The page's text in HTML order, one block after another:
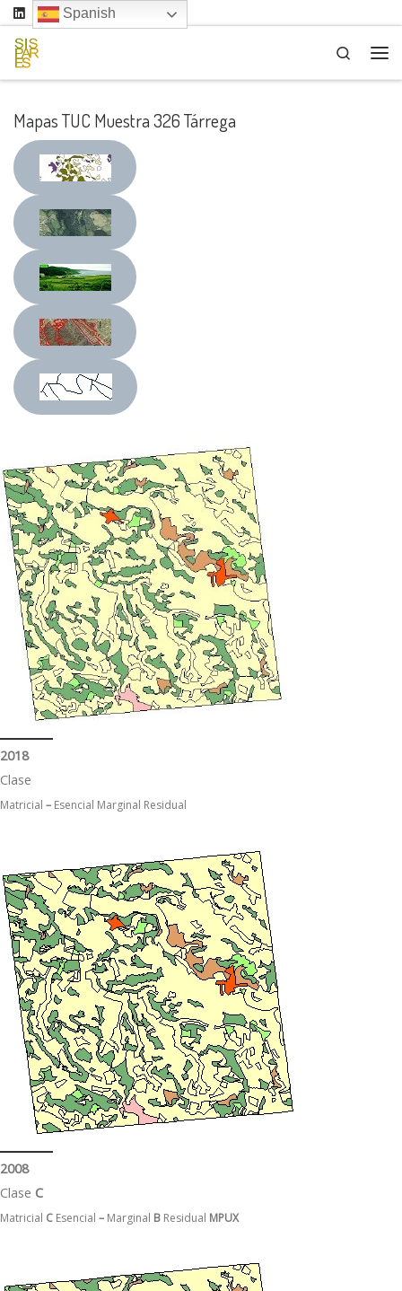
Saltar al contenido
Search
Mapas TUC Muestra 326 Tárrega
2018
Clase
Matricial – Esencial Marginal Residual
2008
Clase C
Matricial C Esencial – Marginal B Residual MPUX
Spanish